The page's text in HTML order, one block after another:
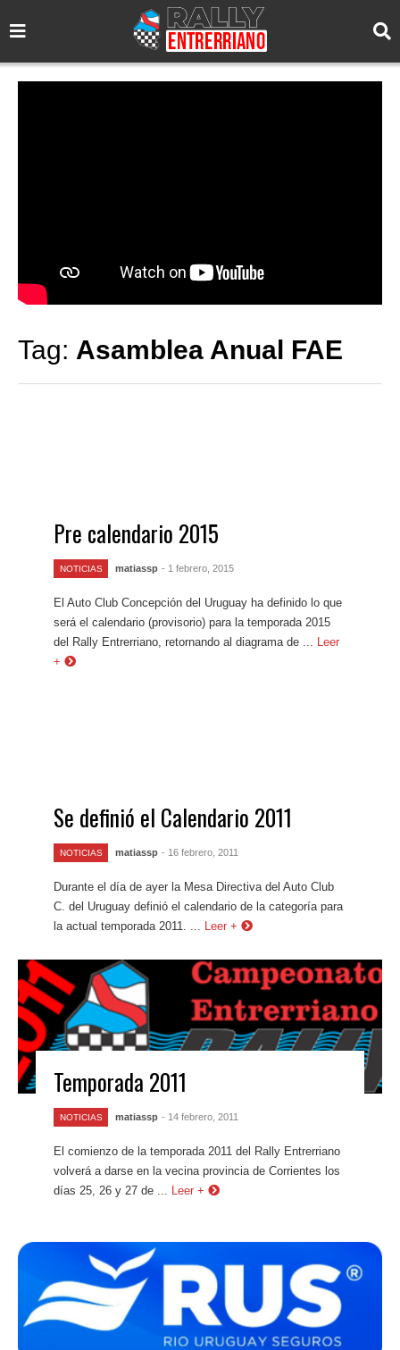
Tag: Asamblea Anual FAE
Pre calendario 2015
NOTICIAS matiassp - 1 febrero, 2015
El Auto Club Concepción del Uruguay ha definido lo que
será el calendario (provisorio) para la temporada 2015
del Rally Entrerriano, retornando al diagrama de ...
Leer
+
Se definió el Calendario 2011
NOTICIAS matiassp - 16 febrero, 2011
Durante el día de ayer la Mesa Directiva del Auto Club
C. del Uruguay definió el calendario de la categoría para
la actual temporada 2011. ...
Leer +
Temporada 2011
NOTICIAS matiassp - 14 febrero, 2011
El comienzo de la temporada 2011 del Rally Entrerriano
volverá a darse en la vecina provincia de Corrientes los
días 25, 26 y 27 de ...
Leer +